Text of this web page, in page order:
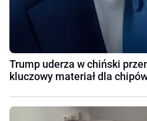
Trump uderza w chiński
kluczowy materiał dla